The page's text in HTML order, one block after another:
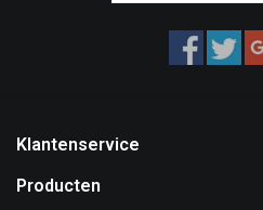
Klantenservice
Producten